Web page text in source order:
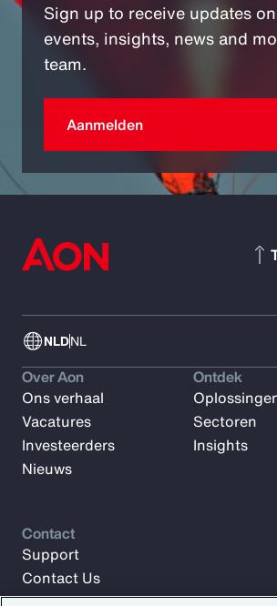
Sign up to receive updates
events, insights, news and
team.
Aanmelden
NLDNL
Over Aon
Ons verhaal
Vacatures
Investeerders
Nieuws
Ontdek
Sectoren
Insights
Contact
Support
Contact Us